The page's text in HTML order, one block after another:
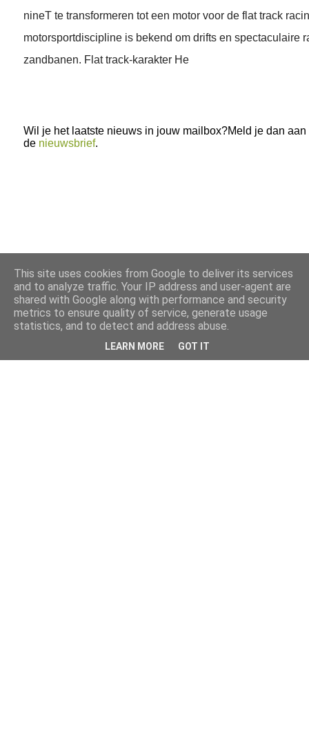
nineT te transformeren tot een motor voor de flat track
motorsportdiscipline is bekend om drifts en spectaculaire
zandbanen. Flat track-karakter He
Wil je het laatste nieuws in jouw mailbox?Meld je dan aan
de nieuwsbrief.
This site uses cookies from Google to deliver its services
and to analyze traffic. Your IP address and user-agent are
shared with Google along with performance and security
metrics to ensure quality of service, generate usage
statistics, and to detect and address abuse.
LEARN MORE GOT IT